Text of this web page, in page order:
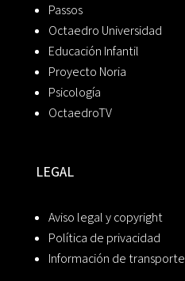
Passos
Octaedro Universidad
Educación Infantil
Proyecto Noria
Psicología
OctaedroTV
LEGAL
Aviso legal y copyright
Política de privacidad
Información de transporte